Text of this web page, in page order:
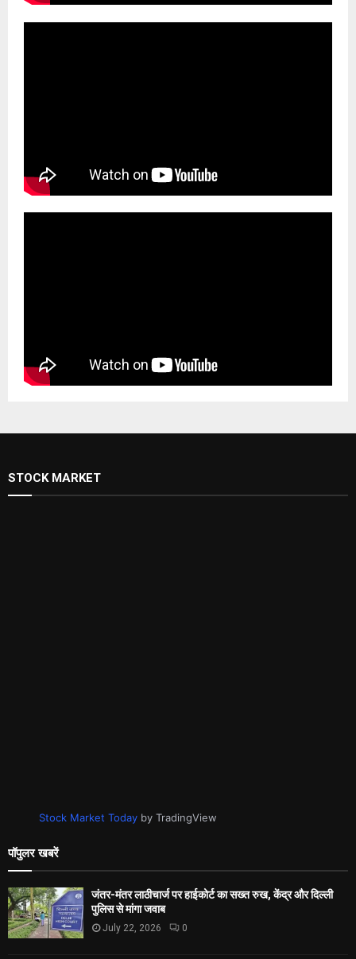
STOCK MARKET
Stock Market Today by TradingView
पॉपुलर खबरें
जंतर-मंतर लाठीचार्ज पर हाईकोर्ट का सख्त रुख, केंद्र और दिल्ली
पुलिस से मांगा जवाब
July 22, 2026 0